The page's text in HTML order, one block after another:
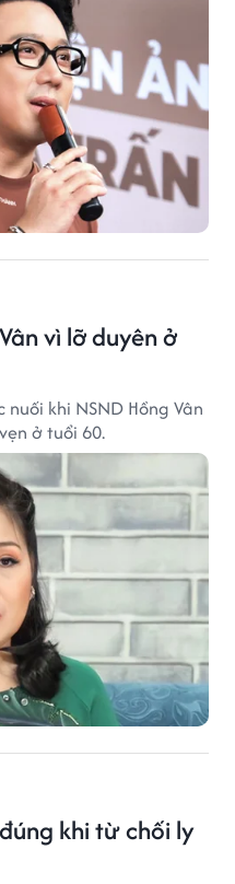
vì lỡ duyên ở
khi NSND Hồng Vân
ở tuổi 60.
khi từ chối ly